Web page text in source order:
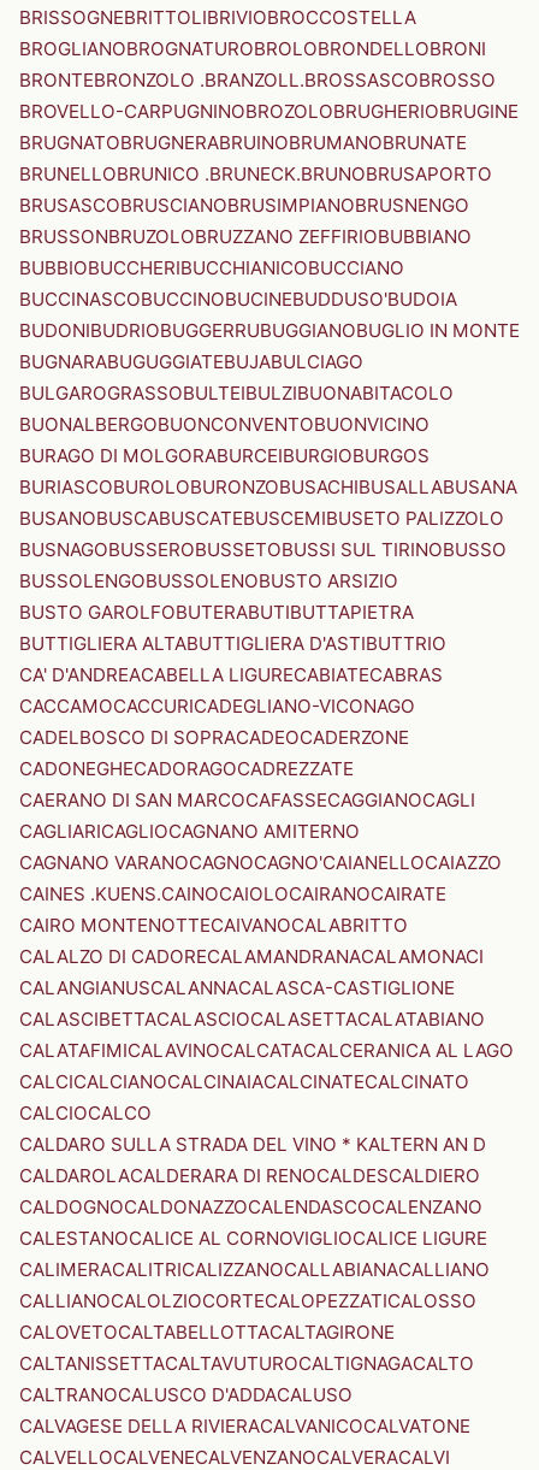
BRISSOGNEBRITTOLIBRIVIOBROCCOSTELLA
BROGLIANOBROGNATUROBROLOBRONDELLOBRONI
BRONTEBRONZOLO .BRANZOLL.BROSSASCOBROSSO
BROVELLO-CARPUGNINOBROZOLOBRUGHERIOBRUGINE
BRUGNATOBRUGNERABRUINOBRUMANOBRUNATE
BRUNELLOBRUNICO .BRUNECK.BRUNOBRUSAPORTO
BRUSASCOBRUSCIANOBRUSIMPIANOBRUSNENGO
BRUSSONBRUZOLOBRUZZANO ZEFFIRIOBUBBIANO
BUBBIOBUCCHERIBUCCHIANICOBUCCIANO
BUCCINASCOBUCCINOBUCINEBUDDUSO'BUDOIA
BUDONIBUDRIOBUGGERRUBUGGIANOBUGLIO IN MONTE
BUGNARABUGUGGIATEBUJABULCIAGO
BULGAROGRASSOBULTEIBULZIBUONABITACOLO
BUONALBERGOBUONCONVENTOBUONVICINO
BURAGO DI MOLGORABURCEIBURGIOBURGOS
BURIASCOBUROLOBURONZOBUSACHIBUSALLABUSANA
BUSANOBUSCABUSCATEBUSCEMIBUSETO PALIZZOLO
BUSNAGOBUSSEROBUSSETOBUSSI SUL TIRINOBUSSO
BUSSOLENGOBUSSOLENOBUSTO ARSIZIO
BUSTO GAROLFOBUTERABUTIBUTTAPIETRA
BUTTIGLIERA ALTABUTTIGLIERA D'ASTIBUTTRIO
CA' D'ANDREACABELLA LIGURECABIATECABRAS
CACCAMOCACCURICADEGLIANO-VICONAGO
CADELBOSCO DI SOPRACADEOCADERZONE
CADONEGHECADORAGOCADREZZATE
CAERANO DI SAN MARCOCAFASSECAGGIANOCAGLI
CAGLIARICAGLIOCAGNANO AMITERNO
CAGNANO VARANOCAGNOCAGNO'CAIANELLOCAIAZZO
CAINES .KUENS.CAINOCAIOLOCAIRANOCAIRATE
CAIRO MONTENOTTECAIVANOCALABRITTO
CALALZO DI CADORECALAMANDRANACALAMONACI
CALANGIANUSCALANNACALASCA-CASTIGLIONE
CALASCIBETTACALASCIOCALASETTACALATABIANO
CALATAFIMICALAVINOCALCATACALCERANICA AL LAGO
CALCICALCIANOCALCINAIACALCINATECALCINATO
CALCIOCALCO
CALDARO SULLA STRADA DEL VINO * KALTERN AN D
CALDAROLACALDERARA DI RENOCALDESCALDIERO
CALDOGNOCALDONAZZOCALENDASCOCALENZANO
CALESTANOCALICE AL CORNOVIGLIOCALICE LIGURE
CALIMERACALITRICALIZZANOCALLABIANACALLIANO
CALLIANOCALOLZIOCORTECALOPEZZATICALOSSO
CALOVETOCALTABELLOTTACALTAGIRONE
CALTANISSETTACALTAVUTUROCALTIGNAGACALTO
CALTRANOCALUSCO D'ADDACALUSO
CALVAGESE DELLA RIVIERACALVANICOCALVATONE
CALVELLOCALVENECALVENZANOCALVERACALVI